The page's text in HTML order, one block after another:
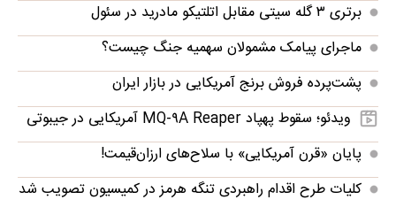
برتری ۳ گله سیتی مقابل اتلتیکو مادرید در سئول
ماجرای پیامک مشمولان سهمیه جنگ چیست؟
پشت‌پرده فروش برنج آمریکایی در بازار ایران
ویدئو؛ سقوط پهپاد MQ-۹A Reaper آمریکایی در جیبوتی
پایان «قرن آمریکایی» با سلاح‌های ارزان‌قیمت!
کلیات طرح اقدام راهبردی تنگه هرمز در کمیسیون تصویب شد